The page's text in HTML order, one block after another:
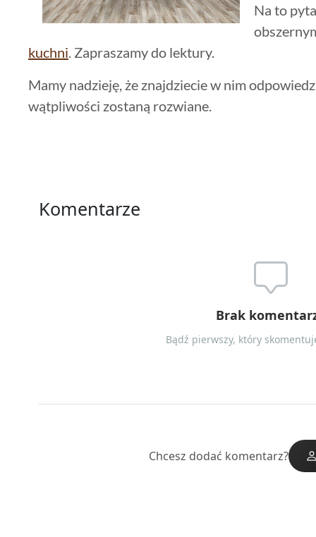
Na to
kuchni . Zapraszamy do lektury.
Mamy nadzieję, że znajdziecie w nim
wątpliwości zostaną rozwiane.
Komentarze
Brak
Bądź pierwszy, który
Chcesz dodać komentarz?